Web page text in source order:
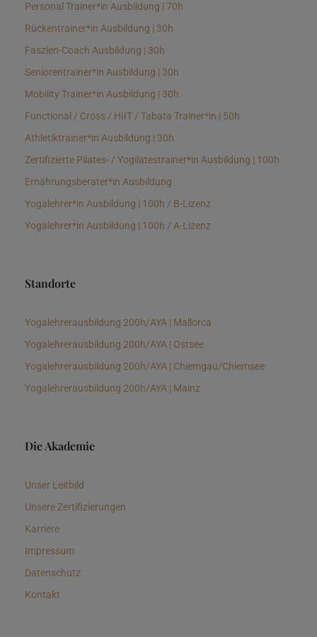
Personal Trainer*in Ausbildung | 70h
Rückentrainer*in Ausbildung | 30h
Faszien-Coach Ausbildung | 30h
Seniorentrainer*in Ausbildung | 30h
Mobility Trainer*in Ausbildung | 30h
Functional / Cross / HIIT / Tabata Trainer*in | 50h
Athletiktrainer*in Ausbildung | 30h
Zertifizierte Pilates- / Yogilatestrainer*in Ausbildung | 100h
Ernährungsberater*in Ausbildung
Yogalehrer*in Ausbildung | 100h / B-Lizenz
Yogalehrer*in Ausbildung | 100h / A-Lizenz
Standorte
Yogalehrerausbildung 200h/AYA | Mallorca
Yogalehrerausbildung 200h/AYA | Ostsee
Yogalehrerausbildung 200h/AYA | Chiemgau/Chiemsee
Yogalehrerausbildung 200h/AYA | Mainz
Die Akademie
Unser Leitbild
Unsere Zertifizierungen
Karriere
Impressum
Datenschutz
Kontakt